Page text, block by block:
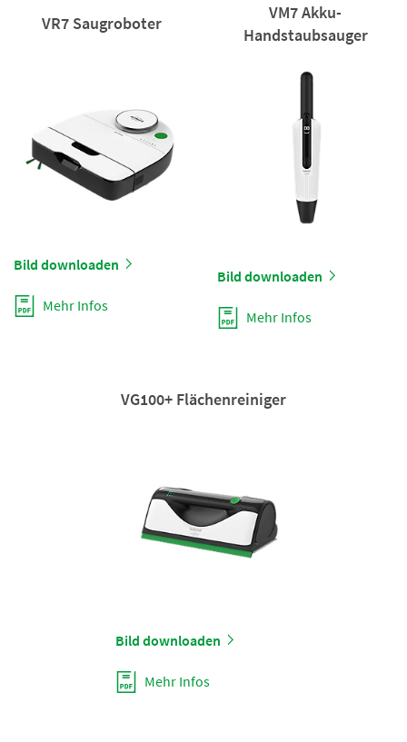
VR7 Saugroboter
Bild downloaden
Mehr Infos
VM7 Akku-
Handstaubsauger
Bild downloaden
Mehr Infos
VG100+ Flächenreiniger
Bild downloaden
Mehr Infos